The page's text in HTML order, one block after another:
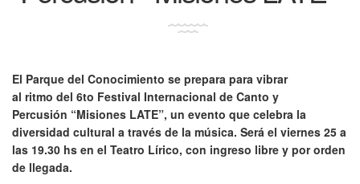
El Parque del Conocimiento se prepara para vibrar
al ritmo del 6to Festival Internacional de Canto y
Percusión “Misiones LATE”, un evento que celebra la
diversidad cultural a través de la música. Será el viernes 25 a
las 19.30 hs en el Teatro Lírico, con ingreso libre y por orden
de llegada.